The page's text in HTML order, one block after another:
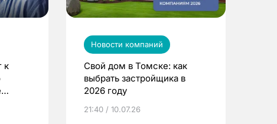
к
Новости компаний
Свой дом в Томске: как
выбрать застройщика в
2026 году
21:40 / 10.07.26